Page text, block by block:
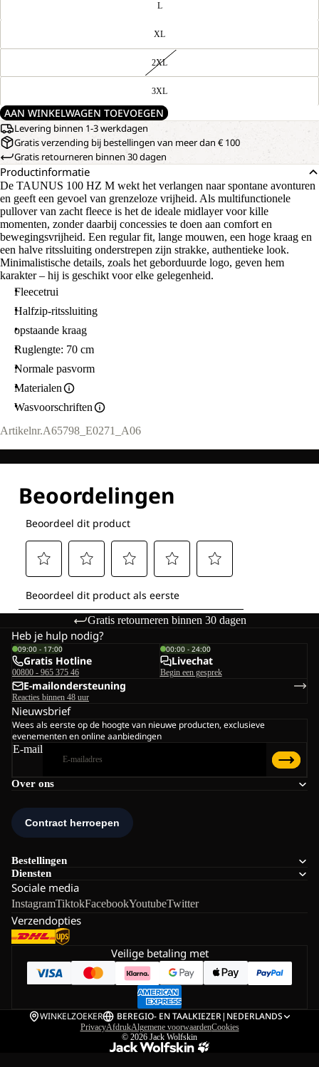
L
XL
2XL
3XL
AAN WINKELWAGEN TOEVOEGEN
Levering binnen 1-3 werkdagen
Gratis verzending bij bestellingen van meer dan € 100
Gratis retourneren binnen 30 dagen
Productinformatie
De TAUNUS 100 HZ M wekt het verlangen naar spontane avonturen
en geeft een gevoel van grenzeloze vrijheid. Als multifunctionele
pullover van zacht fleece is het de ideale midlayer voor kille
momenten, zonder daarbij concessies te doen aan comfort en
bewegingsvrijheid. Een regular fit, lange mouwen, een hoge kraag en
een halve ritssluiting onderstrepen zijn strakke, authentieke look.
Minimalistische details, zoals het geborduurde logo, geven hem
karakter – hij is geschikt voor elke gelegenheid.
Fleecetrui
Halfzip-ritssluiting
opstaande kraag
Ruglengte: 70 cm
Normale pasvorm
Materialen
Wasvoorschriften
Artikelnr.A65798_E0271_A06
Gratis retourneren binnen 30 dagen
Over ons
Bestellingen
Diensten
Sociale media
InstagramTiktokFacebookYoutubeTwitter
Verzendopties
Heb je hulp nodig?
09:00 - 17:00
Gratis Hotline
00800 - 965 375 46
00:00 - 24:00
Livechat
Begin een gesprek
E-mailondersteuning
Reacties binnen 48 uur
Nieuwsbrief
Wees als eerste op de hoogte van nieuwe producten, exclusieve
evenementen en online aanbiedingen
E-mail
Veilige betaling met
WINKELZOEKER BEREGIO- EN TAALKIEZER| NEDERLANDS
PrivacyAfdrukAlgemene voorwaardenCookies
© 2026 Jack Wolfskin